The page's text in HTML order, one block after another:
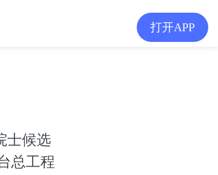
打开APP
士候选
总工程